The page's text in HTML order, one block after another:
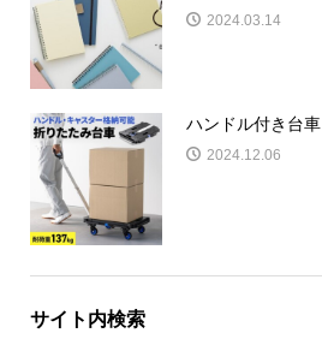
2024.03.14
ハンドル付き台車
2024.12.06
サイト内検索